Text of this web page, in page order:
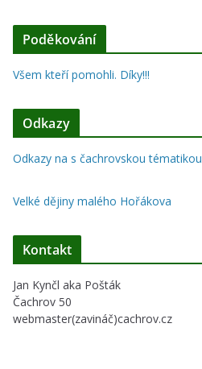
Poděkování
Všem kteří pomohli. Díky!!!
Odkazy
Odkazy na s čachrovskou tématikou
Velké dějiny malého Hořákova
Kontakt
Jan Kynčl aka Pošták
Čachrov 50
webmaster(zavináč)cachrov.cz